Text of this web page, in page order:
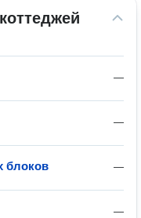
—
—
—
блоков
—